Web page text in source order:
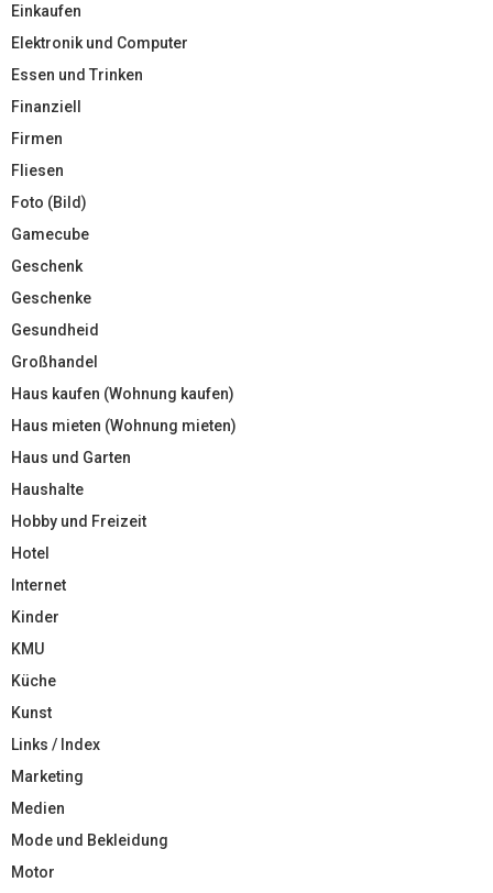
Einkaufen
Elektronik und Computer
Essen und Trinken
Finanziell
Firmen
Fliesen
Foto (Bild)
Gamecube
Geschenk
Geschenke
Gesundheid
Großhandel
Haus kaufen (Wohnung kaufen)
Haus mieten (Wohnung mieten)
Haus und Garten
Haushalte
Hobby und Freizeit
Hotel
Internet
Kinder
KMU
Küche
Kunst
Links / Index
Marketing
Medien
Mode und Bekleidung
Motor